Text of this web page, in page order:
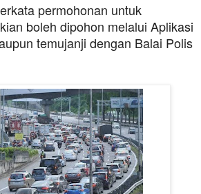
permohonan untuk
boleh dipohon melalui Aplikasi
temujanji dengan Balai Polis